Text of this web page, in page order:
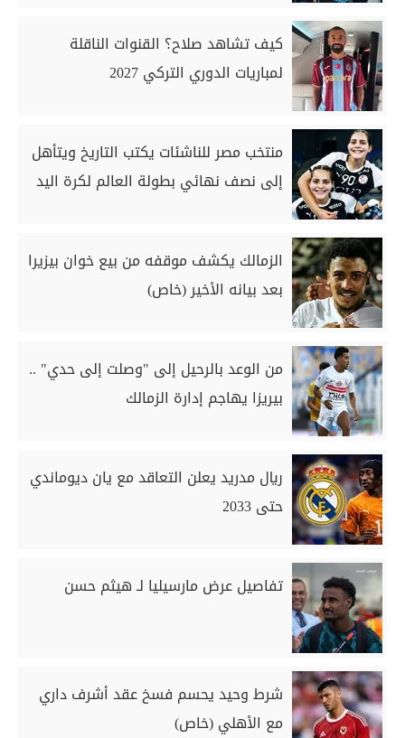
كيف تشاهد صلاح؟ القنوات الناقلة
لمباريات الدوري التركي 2027
منتخب مصر للناشئات يكتب التاريخ ويتأهل
إلى نصف نهائي بطولة العالم لكرة اليد
الزمالك يكشف موقفه من بيع خوان بيزيرا
بعد بيانه الأخير (خاص)
من الوعد بالرحيل إلى "وصلت إلى حدي" ..
بيريزا يهاجم إدارة الزمالك
ريال مدريد يعلن التعاقد مع يان ديوماندي
حتى 2033
تفاصيل عرض مارسيليا لـ هيثم حسن
شرط وحيد يحسم فسخ عقد أشرف داري
مع الأهلي (خاص)